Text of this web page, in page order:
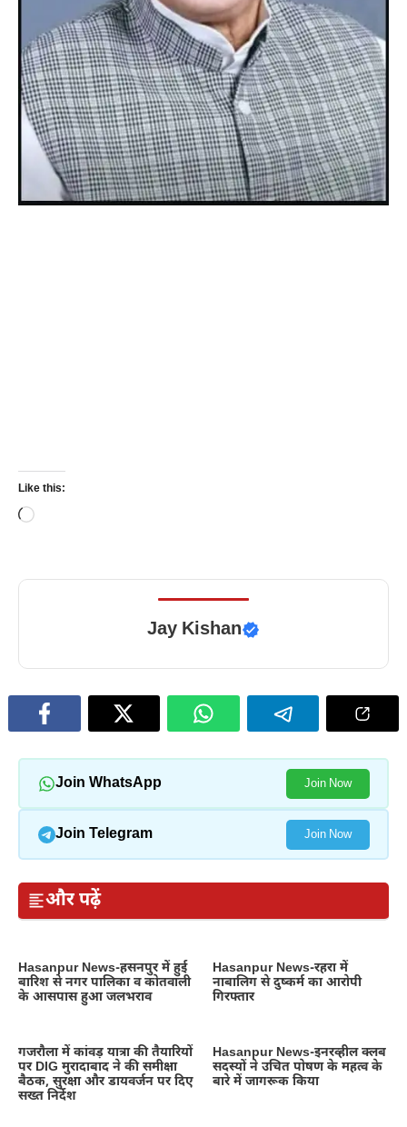
Like this:
Loading…
Jay Kishan
Join WhatsApp Join Now
Join Telegram Join Now
और पढ़ें
Hasanpur News-हसनपुर में हुई
बारिश से नगर पालिका व कोतवाली
के आसपास हुआ जलभराव
Hasanpur News-रहरा में
नाबालिग से दुष्कर्म का आरोपी
गिरफ्तार
गजरौला में कांवड़ यात्रा की तैयारियों
पर DIG मुरादाबाद ने की समीक्षा
बैठक, सुरक्षा और डायवर्जन पर दिए
सख्त निर्देश
Hasanpur News-इनरव्हील क्लब
सदस्यों ने उचित पोषण के महत्व के
बारे में जागरूक किया